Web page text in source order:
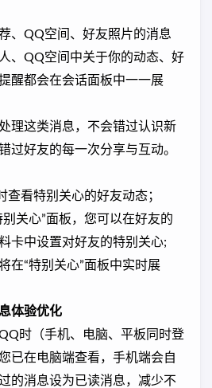
、QQ空间、好友照片的消息
、QQ空间中关于你的动态、好
醒都会在会话面板中一一展
理这类消息，不会错过认识新
过好友的每一次分享与互动。
查看特别关心的好友动态；
关心”面板，您可以在好友的
卡中设置对好友的特别关心;
在“特别关心”面板中实时展
体验优化
时（手机、电脑、平板同时登
已在电脑端查看，手机端会自
的消息设为已读消息，减少不